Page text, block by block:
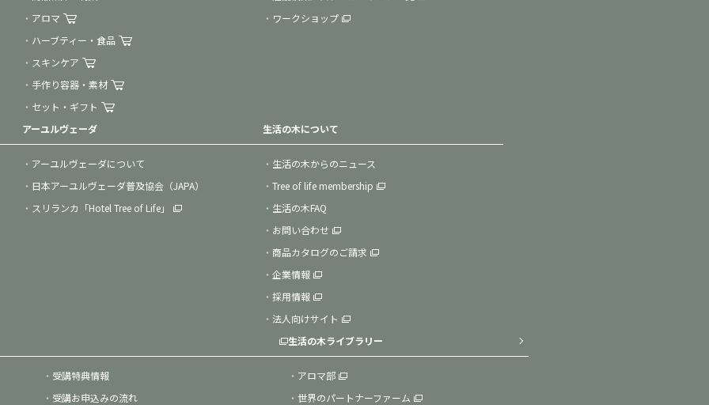
アロマ
ハーブティー・食品
スキンケア
手作り容器・素材
セット・ギフト
ワークショップ
アーユルヴェーダ
アーユルヴェーダについて
日本アーユルヴェーダ普及協会（JAPA）
スリランカ「Hotel Tree of Life」
生活の木について
生活の木からのニュース
Tree of life membership
生活の木FAQ
お問い合わせ
商品カタログのご請求
企業情報
採用情報
法人向けサイト
受講特典情報
受講お申込みの流れ
生活の木ライブラリー
アロマ部
世界のパートナーファーム